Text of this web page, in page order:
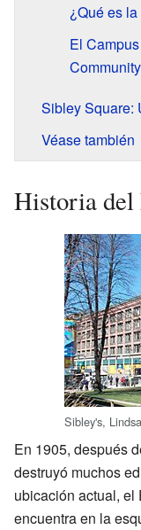
¿Qué es
El
Sibley Square:
Véase también
Historia
Sibley's,
En 1905, después
destruyó muchos
ubicación actual,
encuentra en la